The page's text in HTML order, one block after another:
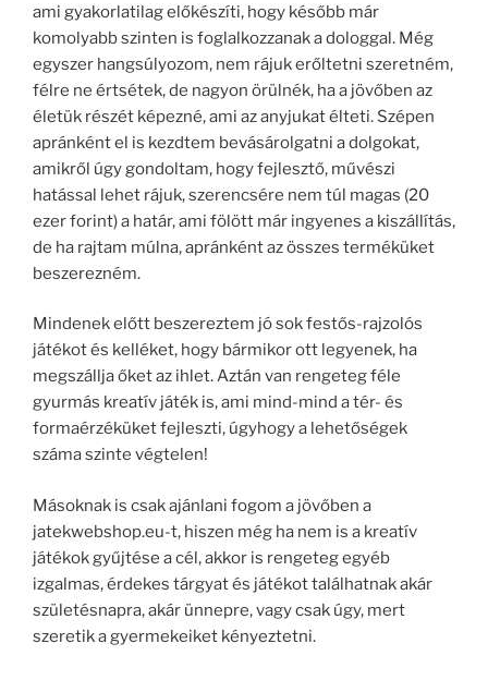
ami gyakorlatilag előkészíti, hogy később már
komolyabb szinten is foglalkozzanak a dologgal. Még
egyszer hangsúlyozom, nem rájuk erőltetni szeretném,
félre ne értsétek, de nagyon örülnék, ha a jövőben az
életük részét képezné, ami az anyjukat élteti. Szépen
apránként el is kezdtem bevásárolgatni a dolgokat,
amikről úgy gondoltam, hogy fejlesztő, művészi
hatással lehet rájuk, szerencsére nem túl magas (20
ezer forint) a határ, ami fölött már ingyenes a kiszállítás,
de ha rajtam múlna, apránként az összes terméküket
beszerezném.
Mindenek előtt beszereztem jó sok festős-rajzolós
játékot és kelléket, hogy bármikor ott legyenek, ha
megszállja őket az ihlet. Aztán van rengeteg féle
gyurmás kreatív játék is, ami mind-mind a tér- és
formaérzéküket fejleszti, úgyhogy a lehetőségek
száma szinte végtelen!
Másoknak is csak ajánlani fogom a jövőben a
jatekwebshop.eu-t, hiszen még ha nem is a kreatív
játékok gyűjtése a cél, akkor is rengeteg egyéb
izgalmas, érdekes tárgyat és játékot találhatnak akár
születésnapra, akár ünnepre, vagy csak úgy, mert
szeretik a gyermekeiket kényeztetni.